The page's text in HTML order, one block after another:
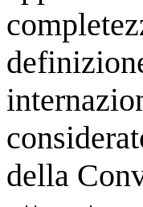
della